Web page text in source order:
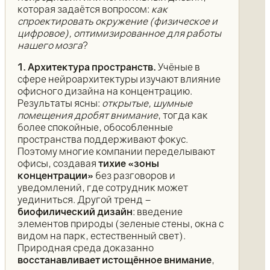
которая задаётся вопросом: как
спроектировать окружение (физическое и
цифровое), оптимизированное для работы
нашего мозга?
1. Архитектура пространств. Учёные в
сфере нейроархитектуры изучают влияние
офисного дизайна на концентрацию.
Результаты ясны: открытые, шумные
помещения дробят внимание, тогда как
более спокойные, обособленные
пространства поддерживают фокус.
Поэтому многие компании переделывают
офисы, создавая тихие «зоны
концентрации» без разговоров и
уведомлений, где сотрудник может
уединиться. Другой тренд –
биофилический дизайн: введение
элементов природы (зеленые стены, окна с
видом на парк, естественный свет).
Природная среда доказанно
восстанавливает истощённое внимание,